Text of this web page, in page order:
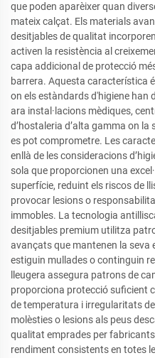
que poden aparèixer quan
mateix calçat. Els materials
desitjables de qualitat
activen la resistència al
capa addicional de protecció
barrera. Aquesta característica
on els estàndards d'higiene han
ara instal·lacions mèdiques,
d’hostaleria d’alta gamma on
es pot comprometre. Les
enllà de les consideracions
sola que proporcionen una
superfície, reduint els riscos de
provocar lesions o
immobles. La tecnologia
desitjables premium utilitza
avançats que mantenen la seva
estiguin mullades o continguin
lleugera assegura patrons de
proporciona protecció suficient
de temperatura i irregularitats
molèsties o lesions als peus
qualitat emprades per
rendiment consistents en totes